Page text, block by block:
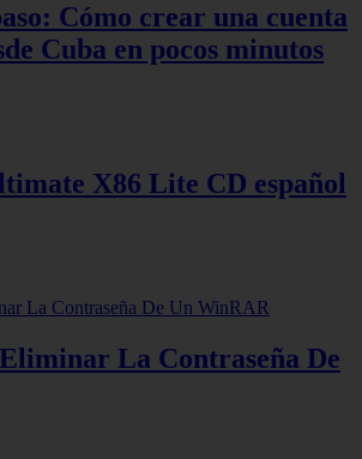
Cómo crear una cuenta
Cuba en pocos minutos
X86 Lite CD español
La Contraseña De